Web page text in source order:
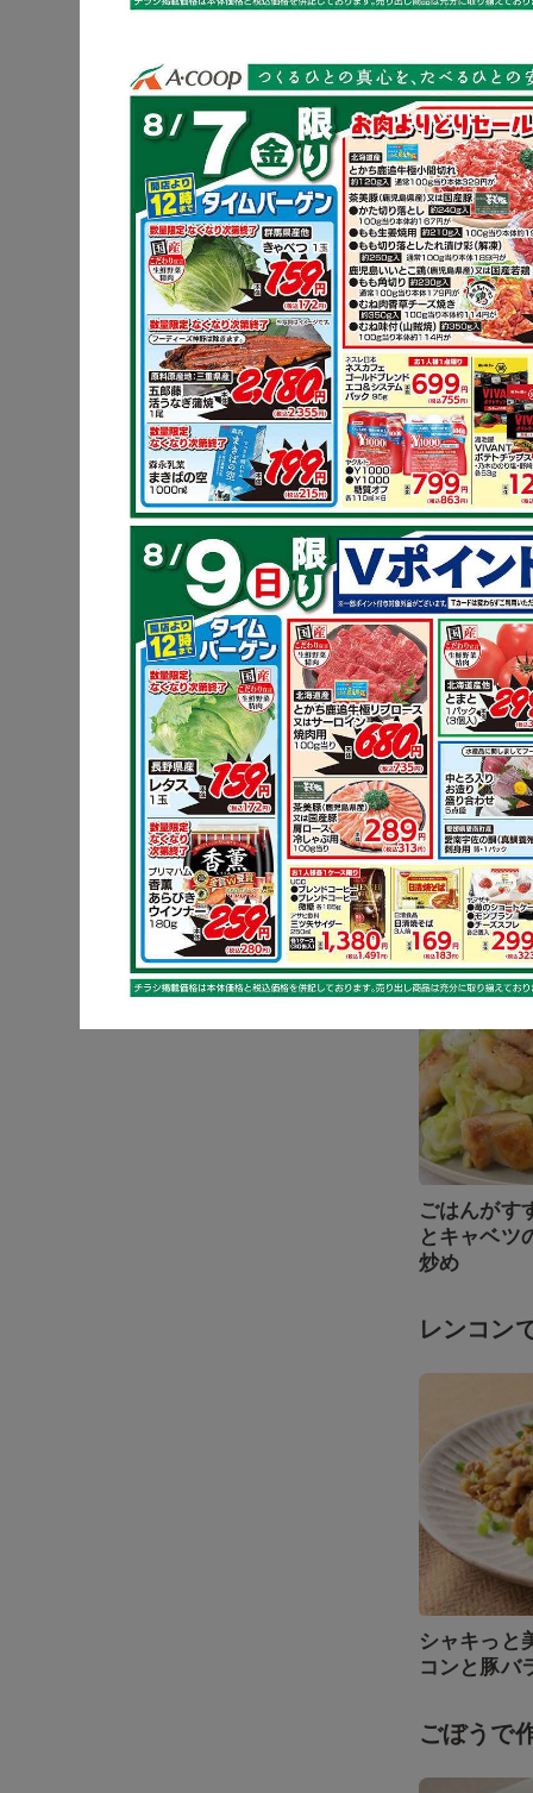
※明細されている内
豚肩ロー
豚肩ロース
炒め物
鶏もも肉
しょうが香
ナスの炒め
キャベツ
ごはんがす
とキャベツ
炒め
レンコン
シャキっと
コンと豚バ
ごぼうで